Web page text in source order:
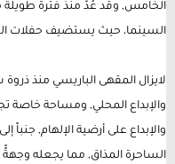
الخامس, وقد عُدّ منذ فترة طويلة
السينما، حيث يستضيف حفلات
لايزال المقهى الباريسي منذ ذروة
والإبداع المحلي, ومساحة خاصة
والإبداع على أرضية الإلهام,
الساحرة المذاق, مما يجعله